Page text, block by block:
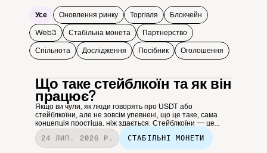
Усе Оновлення ринку Торгівля
Блокчейн
Web3
Стабільна монета
Партнерство
Спільнота
Дослідження Посібник Оголошення
Що таке стейблкоїн та як він
працює?
Якщо ви чули, як люди говорять про USDT або
стейблкоїни, але не зовсім упевнені, що це таке, сама
концепція простіша, ніж здається. Стейблкоїни — це
один із найкорисніших інструментів у крипті, особливо
якщо ви хочете отримати переваги цифрових грошей без
волатильності. Ось як вони працюють і чому мільйони
24 ЛИП. 2026 Р. СТАБІЛЬНІ МОНЕТИ